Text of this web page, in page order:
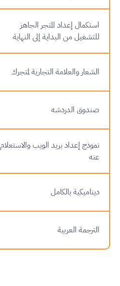
استكمال إعداد المتجر الجاهز
للتشغيل من البداية إلى النهاية
الشعار والعلامة التجارية لمتجرك
صندوق الدردشه
نموذج إعداد بريد الويب والاستعلام
عنه
ديناميكية بالكامل
الترجمة العربية